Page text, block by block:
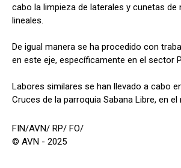
cabo la limpieza de laterales y cunetas de
lineales.
De igual manera se ha procedido con
en este eje, específicamente en el sector
Labores similares se han llevado a cabo
Cruces de la parroquia Sabana Libre, en el
FIN/AVN/ RP/ FO/
© AVN - 2025